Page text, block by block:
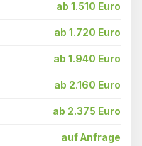
ab 1.510 Euro
ab 1.720 Euro
ab 1.940 Euro
ab 2.160 Euro
ab 2.375 Euro
auf Anfrage